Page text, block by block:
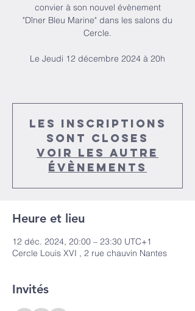
convier à son nouvel évènement
"Dîner Bleu Marine" dans les salons du
Cercle.
Le Jeudi 12 décembre 2024 à 20h
Les inscriptions
sont closes
Voir les autre
évènements
Heure et lieu
12 déc. 2024, 20:00 – 23:30 UTC+1
Cercle Louis XVI , 2 rue chauvin Nantes
Invités